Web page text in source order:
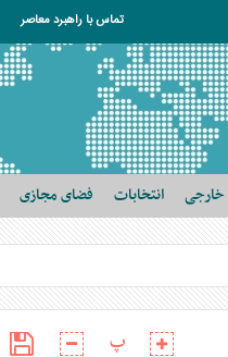
تماس با راهبرد معاصر
خارجی انتخابات فضای مجازی
پ